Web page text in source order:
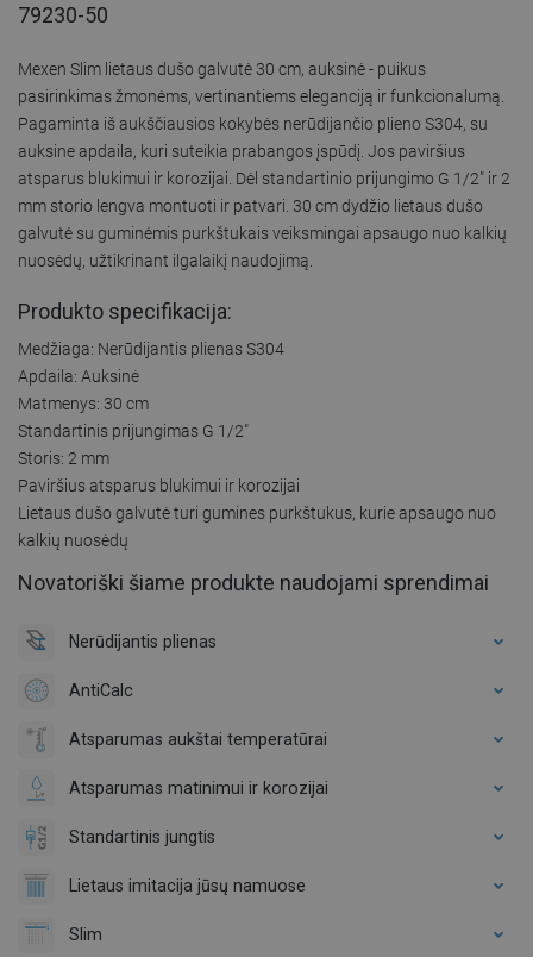
79230-50
Mexen Slim lietaus dušo galvutė 30 cm, auksinė - puikus
pasirinkimas žmonėms, vertinantiems eleganciją ir funkcionalumą.
Pagaminta iš aukščiausios kokybės nerūdijančio plieno S304, su
auksine apdaila, kuri suteikia prabangos įspūdį. Jos paviršius
atsparus blukimui ir korozijai. Dėl standartinio prijungimo G 1/2" ir 2
mm storio lengva montuoti ir patvari. 30 cm dydžio lietaus dušo
galvutė su guminėmis purkštukais veiksmingai apsaugo nuo kalkių
nuosėdų, užtikrinant ilgalaikį naudojimą.
Produkto specifikacija:
Medžiaga: Nerūdijantis plienas S304
Apdaila: Auksinė
Matmenys: 30 cm
Standartinis prijungimas G 1/2"
Storis: 2 mm
Paviršius atsparus blukimui ir korozijai
Lietaus dušo galvutė turi gumines purkštukus, kurie apsaugo nuo
kalkių nuosėdų
Novatoriški šiame produkte naudojami sprendimai
Nerūdijantis plienas
AntiCalc
Atsparumas aukštai temperatūrai
Atsparumas matinimui ir korozijai
Standartinis jungtis
Lietaus imitacija jūsų namuose
Slim